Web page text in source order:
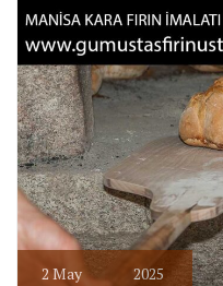
2May 2025